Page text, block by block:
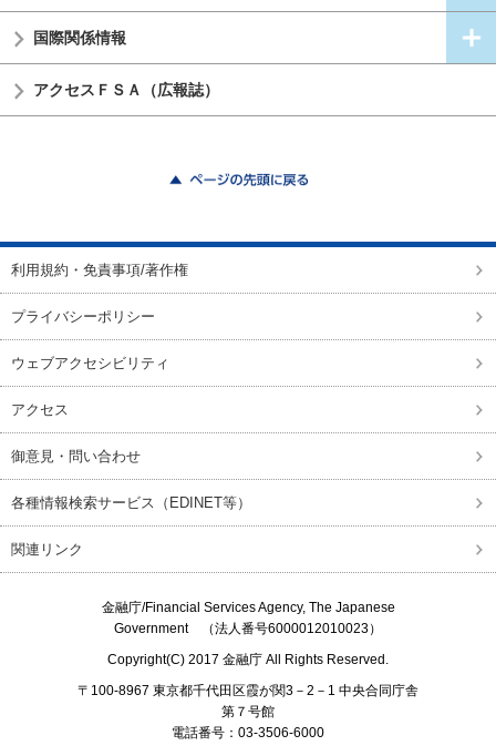
国際関係情報
アクセスＦＳＡ（広報誌）
利用規約・免責事項/著作権
プライバシーポリシー
ウェブアクセシビリティ
アクセス
御意見・問い合わせ
各種情報検索サービス（EDINET等）
関連リンク
金融庁/Financial Services Agency, The Japanese
Government（法人番号6000012010023）
Copyright(C) 2017 金融庁 All Rights Reserved.
〒100-8967 東京都千代田区霞が関3－2－1 中央合同庁舎
第７号館
電話番号：03-3506-6000